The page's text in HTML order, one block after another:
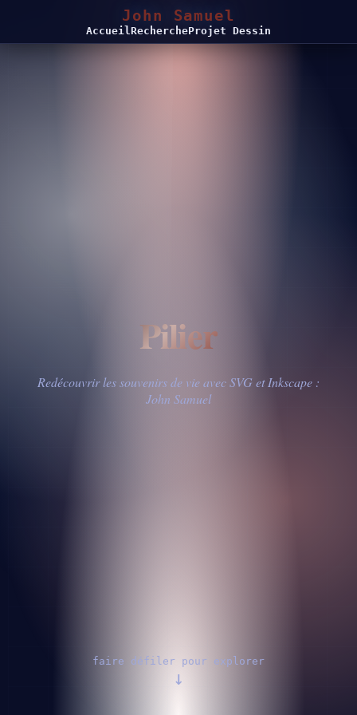
John Samuel
AccueilRechercheProjet Dessin
Pilier
Redécouvrir les souvenirs de vie avec SVG et Inkscape :
John Samuel
faire défiler pour explorer